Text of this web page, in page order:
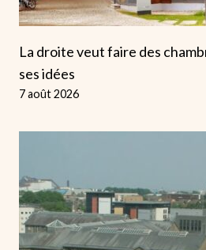
La droite veut faire des
ses idées
7 août 2026